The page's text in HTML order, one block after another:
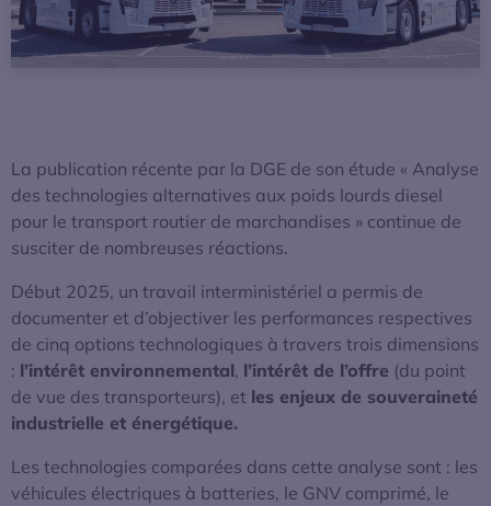
La publication récente par la DGE de son étude « Analyse
des technologies alternatives aux poids lourds diesel
pour le transport routier de marchandises » continue de
susciter de nombreuses réactions.
Début 2025, un travail interministériel a permis de
documenter et d’objectiver les performances respectives
de cinq options technologiques à travers trois dimensions
: l’intérêt environnemental, l’intérêt de l’offre (du point
de vue des transporteurs), et les enjeux de souveraineté
industrielle et énergétique.
Les technologies comparées dans cette analyse sont : les
véhicules électriques à batteries, le GNV comprimé, le